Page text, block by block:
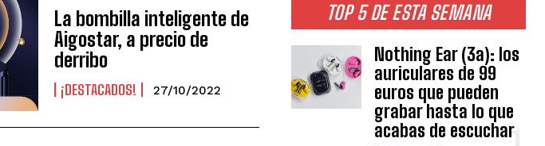
La bombilla inteligente de
Aigostar, a precio de
derribo
¡DESTACADOS! 27/10/2022
TOP 5 DE ESTA SEMANA
Nothing Ear (3a): los
auriculares de 99
euros que pueden
grabar hasta lo que
acabas de escuchar